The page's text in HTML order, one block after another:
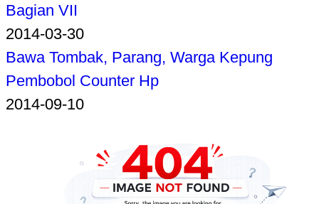
Bagian VII
2014-03-30
Bawa Tombak, Parang, Warga Kepung
Pembobol Counter Hp
2014-09-10